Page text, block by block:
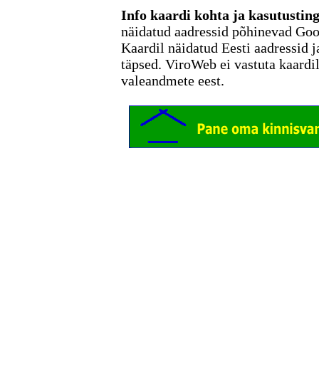
Info kaardi kohta ja
näidatud aadressid põhinevad
Kaardil näidatud Eesti aadressid
täpsed. ViroWeb ei vastuta
valeandmete eest.